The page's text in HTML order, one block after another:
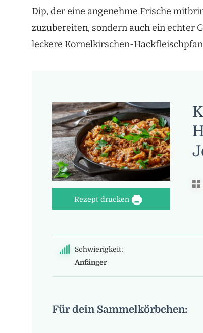
Dip, der eine angenehme Frische
zuzubereiten, sondern auch ein echter
leckere Kornelkirschen-
Rezept drucken
Schwierigkeit:
Anfänger
Für dein Sammelkörbchen: